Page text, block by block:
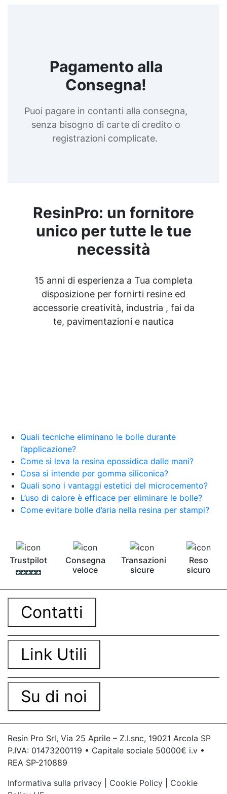
Pagamento alla
Consegna!
Puoi pagare in contanti alla consegna,
senza bisogno di carte di credito o
registrazioni complicate.
ResinPro: un fornitore
unico per tutte le tue
necessità
15 anni di esperienza a Tua completa
disposizione per fornirti resine ed
accessorie creatività, industria , fai da
te, pavimentazioni e nautica
Quali tecniche eliminano le bolle durante
l’applicazione?
Come si leva la resina epossidica dalle mani?
Cosa si intende per gomma siliconica?
Quali sono i vantaggi estetici del microcemento?
L’uso di calore è efficace per eliminare le bolle?
Come evitare bolle d’aria nella resina per stampi?
Trustpilot
Consegna
veloce
Transazioni
sicure
Reso
sicuro
Contatti
Link Utili
Su di noi
Resin Pro Srl, Via 25 Aprile – Z.I.snc, 19021 Arcola SP
P.IVA: 01473200119 • Capitale sociale 50000€ i.v •
REA SP-210889
Informativa sulla privacy
Cookie Policy
Cookie